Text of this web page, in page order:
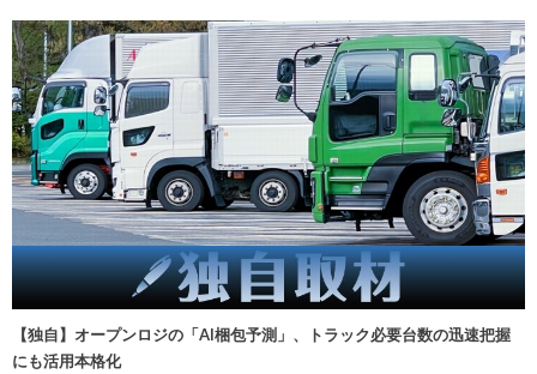
【独自】オープンロジの「AI梱包予測」、トラック必要台数の迅速把握
にも活用本格化